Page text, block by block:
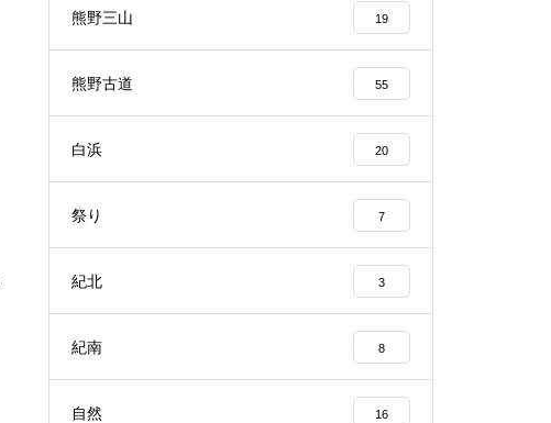
熊野三山 19
熊野古道 55
白浜 20
祭り 7
紀北 3
紀南 8
自然 16